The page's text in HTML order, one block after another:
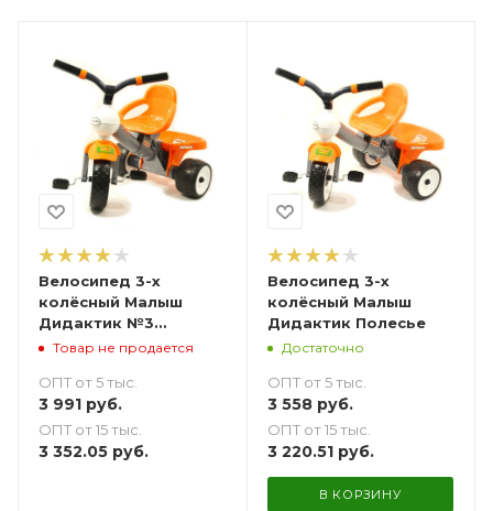
Велосипед 3-х
колёсный Малыш
Дидактик №3
Полесье
Товар не продается
ОПТ от 5 тыс.
3 991 руб.
ОПТ от 15 тыс.
3 352.05 руб.
Велосипед 3-х
колёсный Малыш
Дидактик Полесье
Достаточно
ОПТ от 5 тыс.
3 558руб.
ОПТ от 15 тыс.
3 220.51руб.
В КОРЗИНУ